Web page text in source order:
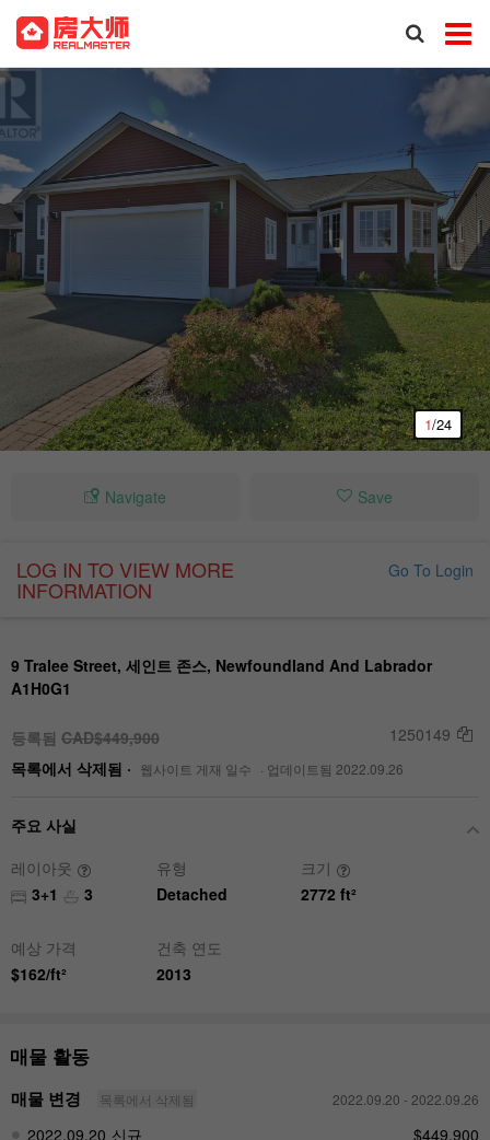
1/24
Navigate Save
LOG IN TO VIEW MORE
INFORMATION
Go To Login